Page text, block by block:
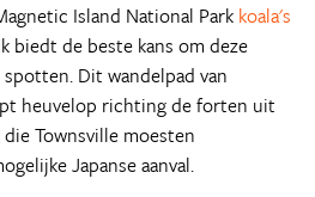
Island National Park koala's
biedt de beste kans om deze
Dit wandelpad van
heuvelop richting de forten uit
Townsville moesten
Japanse aanval.